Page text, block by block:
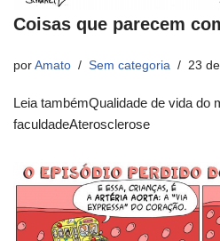
Coisas que parecem
por Amato Sem categoria 23
Leia tambémQualidade de vida do
faculdadeAterosclerose